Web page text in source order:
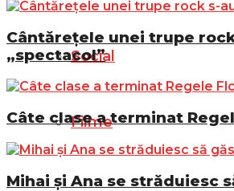
Social
Filme
Cântărețele unei trupe
„spectacol”
Câte clase a terminat
Mihai și Ana se străduiesc